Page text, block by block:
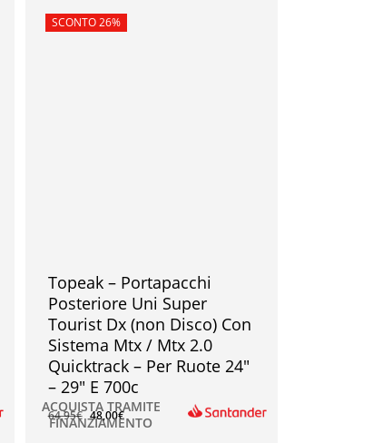
In offerta!
Topeak – Portapacchi
Posteriore Uni Super
Tourist Dx (non Disco) Con
Sistema Mtx / Mtx 2.0
Quicktrack – Per Ruote 24″
– 29″ E 700c
64,95€ 48,00€
48,00€
SCONTO 26%
ACQUISTA TRAMITE
FINANZIAMENTO